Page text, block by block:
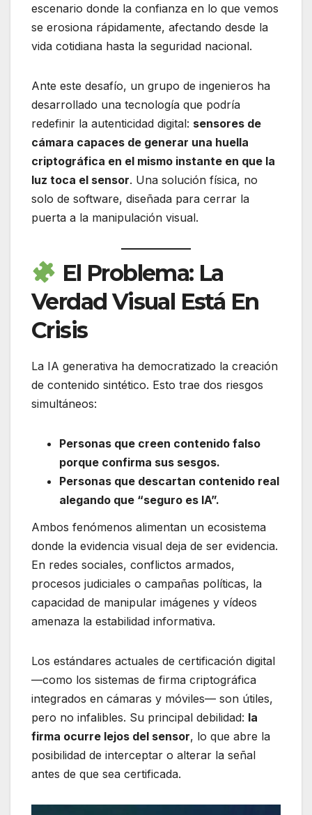
escenario donde la confianza en lo que vemos
se erosiona rápidamente, afectando desde la
vida cotidiana hasta la seguridad nacional.
Ante este desafío, un grupo de ingenieros ha
desarrollado una tecnología que podría
redefinir la autenticidad digital: sensores de
cámara capaces de generar una huella
criptográfica en el mismo instante en que la
luz toca el sensor. Una solución física, no
solo de software, diseñada para cerrar la
puerta a la manipulación visual.
El Problema: La
Verdad Visual Está En
Crisis
La IA generativa ha democratizado la creación
de contenido sintético. Esto trae dos riesgos
simultáneos:
Personas que creen contenido falso
porque confirma sus sesgos.
Personas que descartan contenido real
alegando que “seguro es IA”.
Ambos fenómenos alimentan un ecosistema
donde la evidencia visual deja de ser evidencia.
En redes sociales, conflictos armados,
procesos judiciales o campañas políticas, la
capacidad de manipular imágenes y vídeos
amenaza la estabilidad informativa.
Los estándares actuales de certificación digital
—como los sistemas de firma criptográfica
integrados en cámaras y móviles— son útiles,
pero no infalibles. Su principal debilidad: la
firma ocurre lejos del sensor, lo que abre la
posibilidad de interceptar o alterar la señal
antes de que sea certificada.